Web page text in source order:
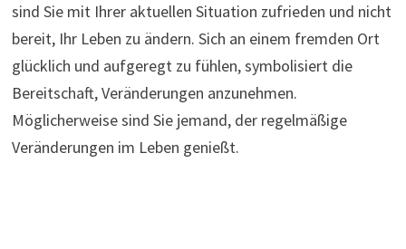
sind Sie mit Ihrer aktuellen Situation zufrieden und nicht
bereit, Ihr Leben zu ändern. Sich an einem fremden Ort
glücklich und aufgeregt zu fühlen, symbolisiert die
Bereitschaft, Veränderungen anzunehmen.
Möglicherweise sind Sie jemand, der regelmäßige
Veränderungen im Leben genießt.